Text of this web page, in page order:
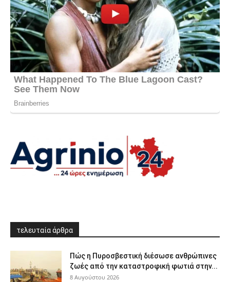
τελευταία άρθρα
Πώς η Πυροσβεστική διέσωσε ανθρώπινες
ζωές από την καταστροφική φωτιά στην...
8 Αυγούστου 2026